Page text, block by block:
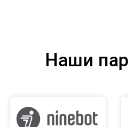
Наши